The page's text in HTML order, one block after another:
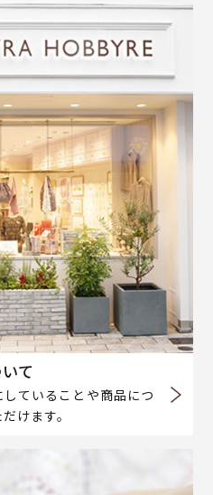
て
ていることや商品につ
けます。